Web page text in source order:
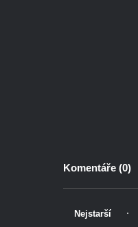
Komentáře (0)
Nejstarší